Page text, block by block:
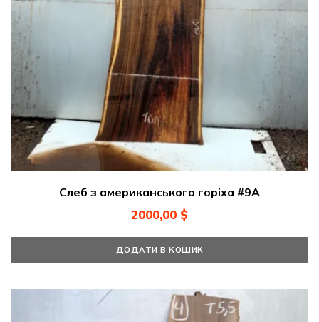
Слеб з американського горіха #9A
2000,00 $
ДОДАТИ В КОШИК